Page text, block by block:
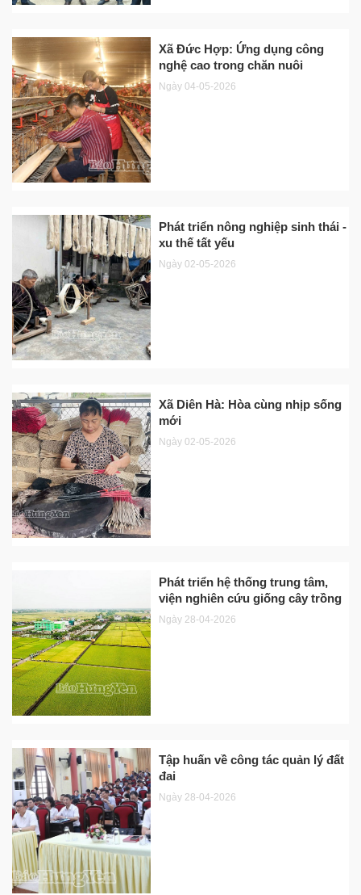
Xã Đức Hợp: Ứng dụng công
nghệ cao trong chăn nuôi
Ngày 04-05-2026
Phát triển nông nghiệp sinh thái -
xu thế tất yếu
Ngày 02-05-2026
Xã Diên Hà: Hòa cùng nhịp sống
mới
Ngày 02-05-2026
Phát triển hệ thống trung tâm,
viện nghiên cứu giống cây trồng
Ngày 28-04-2026
Tập huấn về công tác quản lý đất
đai
Ngày 28-04-2026